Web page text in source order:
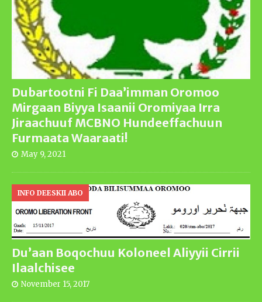
Dubartootni Fi Daa’imman Oromoo
Mirgaan Biyya Isaanii Oromiyaa Irra
Jiraachuuf MCBNO Hundeeffachuun
Furmaata Waaraati!
May 9, 2021
Du’aan Boqochuu Koloneel Aliyyii Cirrii
Ilaalchisee
INFO DEESKII ABO
November 15, 2017